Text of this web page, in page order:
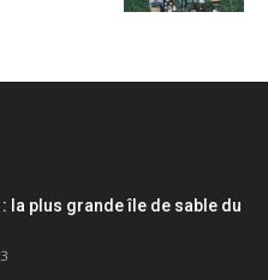
la plus grande île de sable du